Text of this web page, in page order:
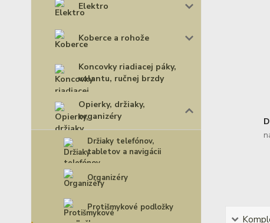
Elektro
Koberce a rohože
Koncovky riadiacej páky,
volantu, ručnej brzdy
Opierky, držiaky,
organizéry
Držiaky telefónov,
tabletov a navigácii
Organizéry
Protišmykové podložky